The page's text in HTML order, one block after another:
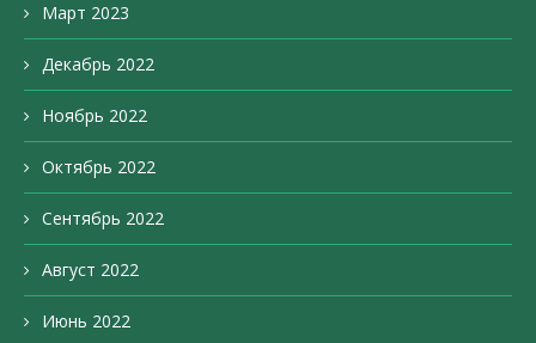
Март 2023
Декабрь 2022
Ноябрь 2022
Октябрь 2022
Сентябрь 2022
Август 2022
Июнь 2022